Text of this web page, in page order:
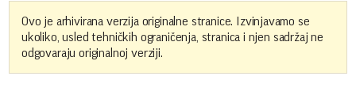
Ovo je arhivirana verzija originalne stranice. Izvinjavamo se
ukoliko, usled tehničkih ograničenja, stranica i njen sadržaj ne
odgovaraju originalnoj verziji.